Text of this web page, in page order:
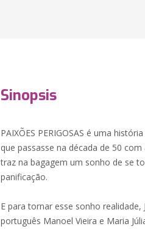
Sinopsis
PAIXÕES PERIGOSAS é uma
que passasse na década de 50
traz na bagagem um sonho de se
panificação.
E para tornar esse sonho
português Manoel Vieira e Maria